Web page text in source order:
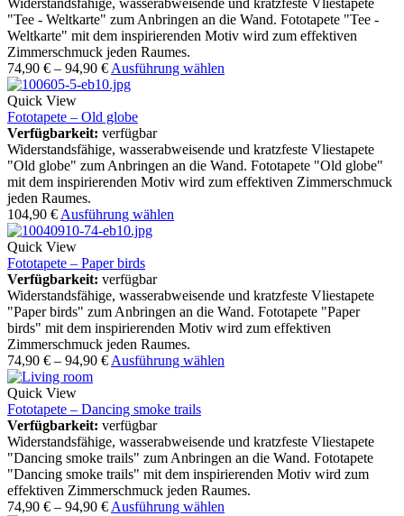
Widerstandsfähige, wasserabweisende und kratzfeste Vliestapete
"Tee - Weltkarte" zum Anbringen an die Wand. Fototapete "Tee -
Weltkarte" mit dem inspirierenden Motiv wird zum effektiven
Zimmerschmuck jeden Raumes.
74,90 € – 94,90 € Ausführung wählen
Quick View
Fototapete – Old globe
Verfügbarkeit: verfügbar
Widerstandsfähige, wasserabweisende und kratzfeste Vliestapete
"Old globe" zum Anbringen an die Wand. Fototapete "Old globe"
mit dem inspirierenden Motiv wird zum effektiven Zimmerschmuck
jeden Raumes.
104,90 € Ausführung wählen
Quick View
Fototapete – Paper birds
Verfügbarkeit: verfügbar
Widerstandsfähige, wasserabweisende und kratzfeste Vliestapete
"Paper birds" zum Anbringen an die Wand. Fototapete "Paper
birds" mit dem inspirierenden Motiv wird zum effektiven
Zimmerschmuck jeden Raumes.
74,90 € – 94,90 € Ausführung wählen
Quick View
Fototapete – Dancing smoke trails
Verfügbarkeit: verfügbar
Widerstandsfähige, wasserabweisende und kratzfeste Vliestapete
"Dancing smoke trails" zum Anbringen an die Wand. Fototapete
"Dancing smoke trails" mit dem inspirierenden Motiv wird zum
effektiven Zimmerschmuck jeden Raumes.
74,90 € – 94,90 € Ausführung wählen